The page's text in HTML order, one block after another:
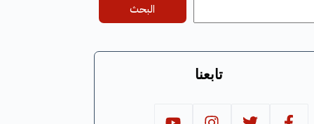
البحث
تابعنا